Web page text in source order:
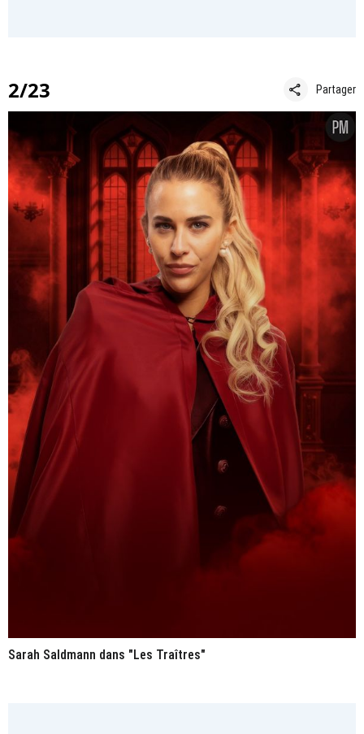
2/23 share Partager
Sarah Saldmann dans "Les Traîtres"